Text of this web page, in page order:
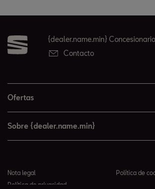
{dealer.name.min}
Contacto
Ofertas
Sobre {dealer.name.min}
Nota legal
Política de
Política de privacidad